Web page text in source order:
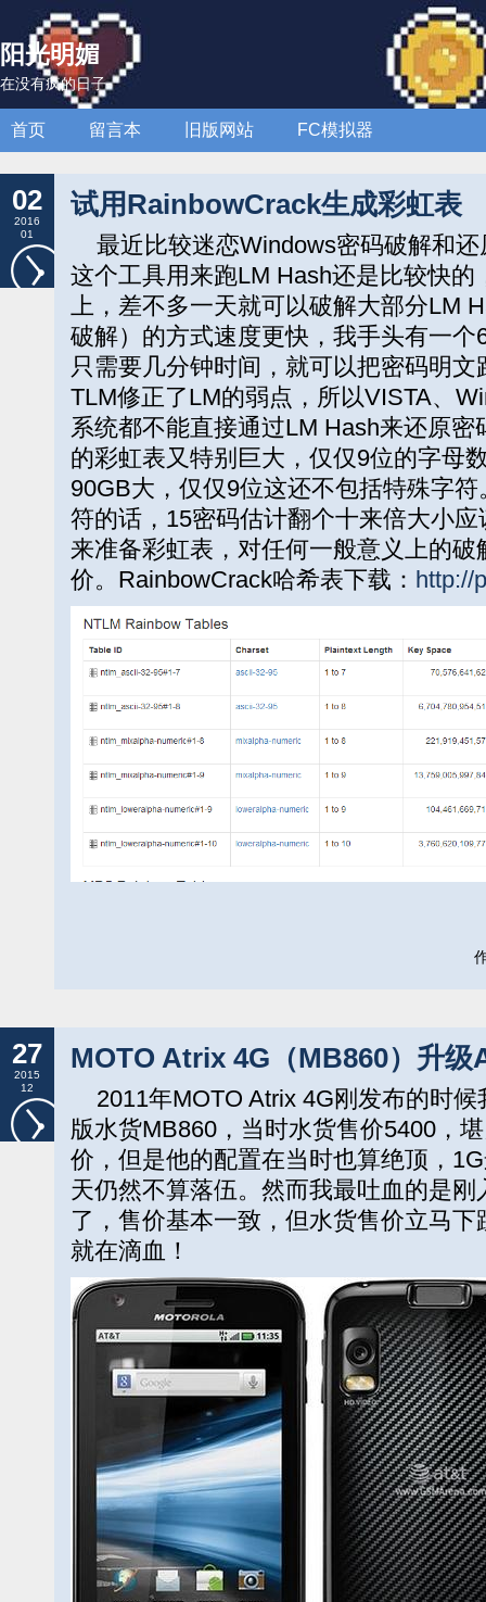
阳光明媚
在没有疯的日子
首页 留言本 旧版网站 FC模拟器
02
2016
01
试用RainbowCrack生成彩虹表
最近比较迷恋Windows密码破解和还
这个工具用来跑LM Hash还是比较快
上，差不多一天就可以破解大部分LM
破解）的方式速度更快，我手头有一
只需要几分钟时间，就可以把密码明
TLM修正了LM的弱点，所以VISTA、
系统都不能直接通过LM Hash来还原
的彩虹表又特别巨大，仅仅9位的字母
90GB大，仅仅9位这还不包括特殊字
符的话，15密码估计翻个十来倍大小
来准备彩虹表，对任何一般意义上的
价。RainbowCrack哈希表下载： http://
27
2015
12
MOTO Atrix 4G（MB860）升
2011年MOTO Atrix 4G刚发布的时候
版水货MB860，当时水货售价5400，
价，但是他的配置在当时也算绝顶，
天仍然不算落伍。然而我最吐血的是
了，售价基本一致，但水货售价立马
就在滴血！